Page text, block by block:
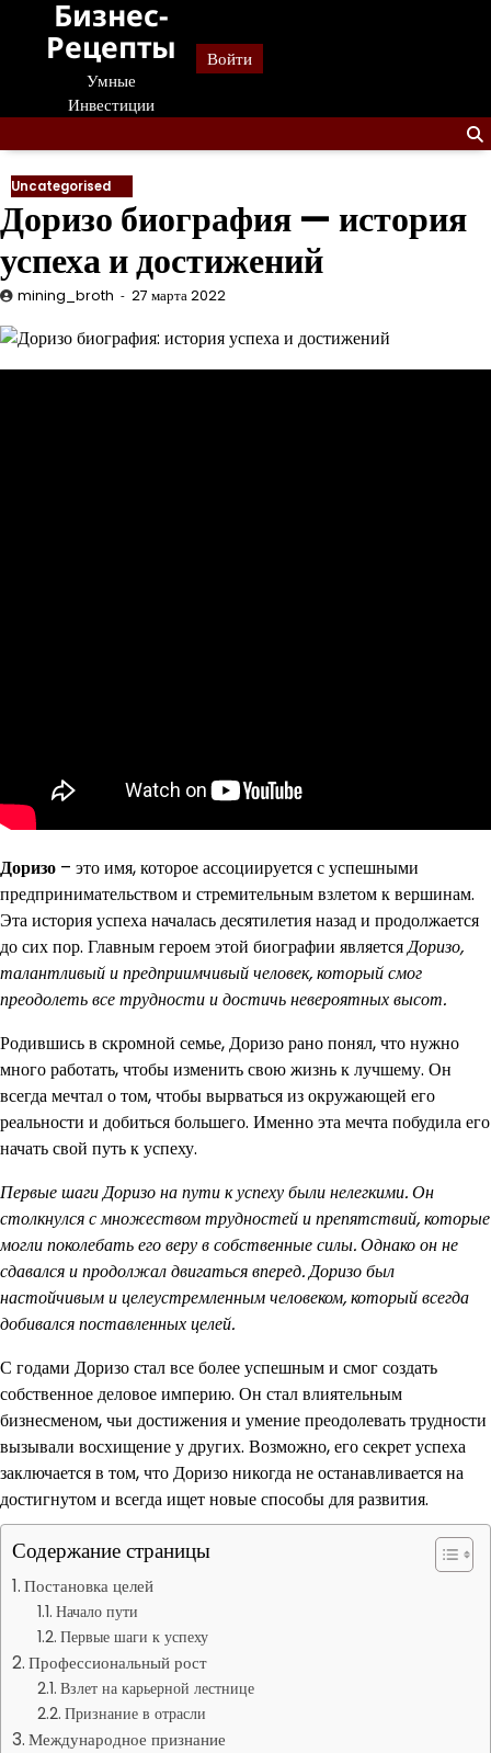
Перейти
содержанию
Бизнес-
Рецепты
Умные
Инвестиции
Войти
Uncategorised
Доризо биография — история
успеха и достижений
mining_broth 27 марта 2022
Доризо – это имя, которое ассоциируется с успешными
предпринимательством и стремительным взлетом к вершинам.
Эта история успеха началась десятилетия назад и продолжается
до сих пор. Главным героем этой биографии являетсяДоризо,
талантливый и предприимчивый человек, который смог
преодолеть все трудности и достичь невероятных высот.
Родившись в скромной семье, Доризо рано понял, что нужно
много работать, чтобы изменить свою жизнь к лучшему. Он
всегда мечтал о том, чтобы вырваться из окружающей его
реальности и добиться большего. Именно эта мечта побудила его
начать свой путь к успеху.
Первые шаги Доризо на пути к успеху были нелегкими. Он
столкнулся с множеством трудностей и препятствий, которые
могли поколебать его веру в собственные силы. Однако он не
сдавался и продолжал двигаться вперед. Доризо был
настойчивым и целеустремленным человеком, который всегда
добивался поставленных целей.
С годами Доризо стал все более успешным и смог создать
собственное деловое империю. Он стал влиятельным
бизнесменом, чьи достижения и умение преодолевать трудности
вызывали восхищение у других. Возможно, его секрет успеха
заключается в том, что Доризо никогда не останавливается на
достигнутом и всегда ищет новые способы для развития.
Содержание страницы
Постановка целей
Начало пути
Первые шаги к успеху
Профессиональный рост
Взлет на карьерной лестнице
Признание в отрасли
Международное признание